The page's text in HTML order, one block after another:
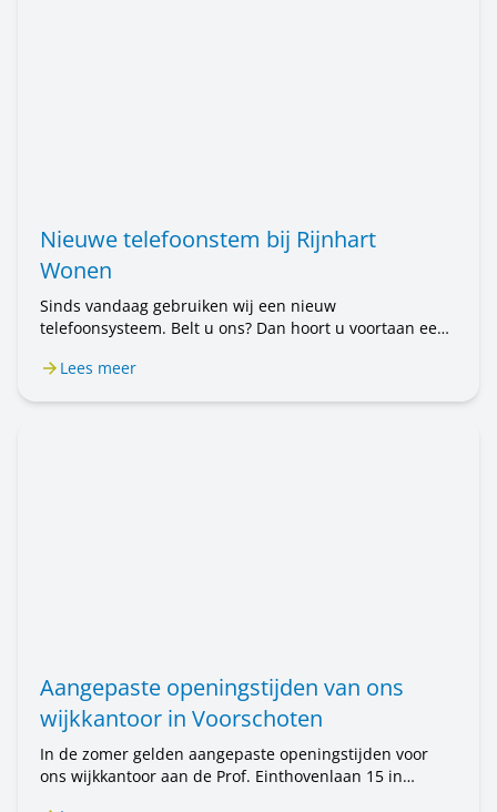
Nieuwe telefoonstem bij Rijnhart
Wonen
Sinds vandaag gebruiken wij een nieuw
telefoonsysteem. Belt u ons? Dan hoort u voortaan een
nog steeds met Rijnhart Wonen. Alleen de stem is
Lees meer
Aangepaste openingstijden van ons
wijkkantoor in Voorschoten
In de zomer gelden aangepaste openingstijden voor
ons wijkkantoor aan de Prof. Einthovenlaan 15 in